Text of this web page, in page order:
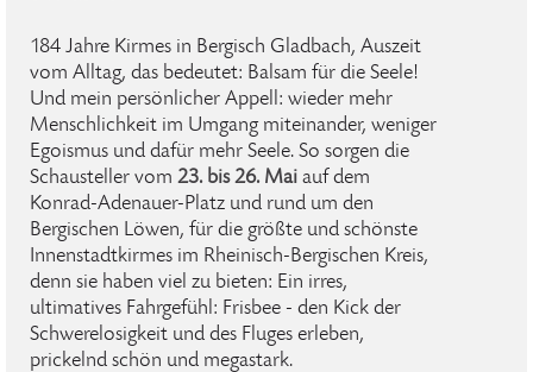
184 Jahre Kirmes in Bergisch Gladbach, Auszeit
vom Alltag, das bedeutet: Balsam für die Seele!
Und mein persönlicher Appell: wieder mehr
Menschlichkeit im Umgang miteinander, weniger
Egoismus und dafür mehr Seele. So sorgen die
Schausteller vom 23. bis 26. Mai auf dem
Konrad-Adenauer-Platz und rund um den
Bergischen Löwen, für die größte und schönste
Innenstadtkirmes im Rheinisch-Bergischen Kreis,
denn sie haben viel zu bieten: Ein irres,
ultimatives Fahrgefühl: Frisbee - den Kick der
Schwerelosigkeit und des Fluges erleben,
prickelnd schön und megastark.